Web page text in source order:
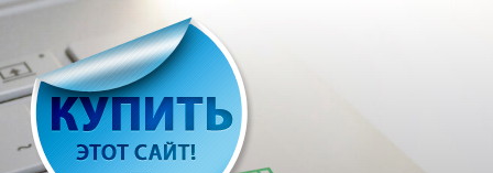
Перейти
содержимому